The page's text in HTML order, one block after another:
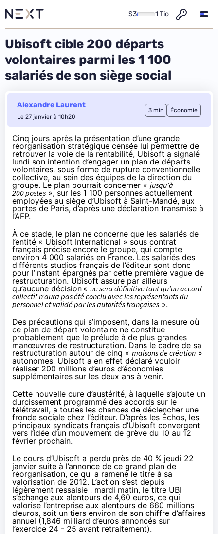
S3 1 Tio
Ubisoft cible 200 départs
volontaires parmi les 1 100
salariés de son siège social
Alexandre Laurent
Le 27 janvier à 10h20
3 min Économie
Cinq jours après la présentation d’une grande
réorganisation stratégique censée lui permettre de
retrouver la voie de la rentabilité, Ubisoft a signalé
lundi son intention d’engager un plan de départs
volontaires, sous forme de rupture conventionnelle
collective, au sein des équipes de la direction du
groupe. Le plan pourrait concerner « jusqu’à
200 postes », sur les 1 100 personnes actuellement
employées au siège d’Ubisoft à Saint-Mandé, aux
portes de Paris, d’après une déclaration transmise à
l’AFP.
À ce stade, le plan ne concerne que les salariés de
l’entité « Ubisoft International » sous contrat
français précise encore le groupe, qui compte
environ 4 000 salariés en France. Les salariés des
différents studios français de l’éditeur sont donc
pour l’instant épargnés par cette première vague de
restructuration. Ubisoft assure par ailleurs
qu’aucune décision « ne sera définitive tant qu’un accord
collectif n’aura pas été conclu avec les représentants du
personnel et validé par les autorités françaises ».
Des précautions qui s’imposent, dans la mesure où
ce plan de départ volontaire ne constitue
probablement que le prélude à de plus grandes
manœuvres de restructuration. Dans le cadre de sa
restructuration autour de cinq « maisons de création »
autonomes, Ubisoft a en effet déclaré vouloir
réaliser 200 millions d’euros d’économies
supplémentaires sur les deux ans à venir.
Cette nouvelle cure d’austérité, à laquelle s’ajoute un
durcissement programmé des accords sur le
télétravail, a toutes les chances de déclencher une
fronde sociale chez l’éditeur. D’après les Échos, les
principaux syndicats français d’Ubisoft convergent
vers l’idée d’un mouvement de grève du 10 au 12
février prochain.
Le cours d’Ubisoft a perdu près de 40 % jeudi 22
janvier suite à l’annonce de ce grand plan de
réorganisation, ce qui a ramené le titre à sa
valorisation de 2012. L’action s’est depuis
légèrement ressaisie : mardi matin, le titre UBI
s’échange aux alentours de 4,60 euros, ce qui
valorise l’entreprise aux alentours de 660 millions
d’euros, soit un tiers environ de son chiffre d’affaires
annuel (1,846 milliard d’euros annoncés sur
l’exercice 24 - 25 avant retraitement).